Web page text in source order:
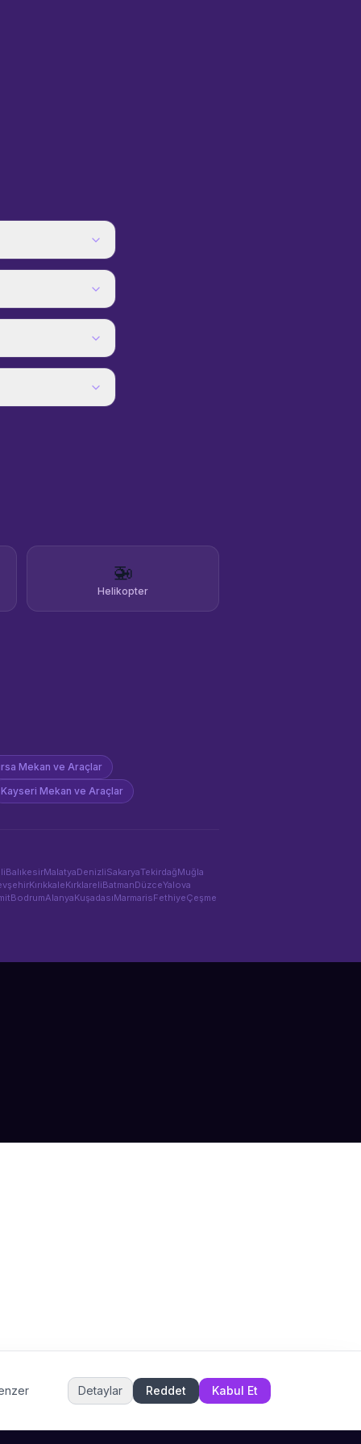
🚁
Helikopter
Mekan ve Araçlar
Kayseri Mekan ve Araçlar
BalıkesirMalatyaDenizliSakaryaTekirdağMuğla
KırıkkaleKırklareliBatmanDüzceYalova
BodrumAlanyaKuşadasıMarmarisFethiyeÇeşme
Müşteri Hizmetleri
Şu an çevrimiçi
Detaylar Reddet Kabul Et